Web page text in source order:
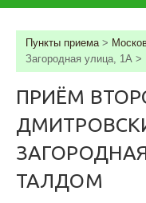
Пункты приема>
Загородная улица, 1А >
ПРИЁМ
ТАЛДОМ